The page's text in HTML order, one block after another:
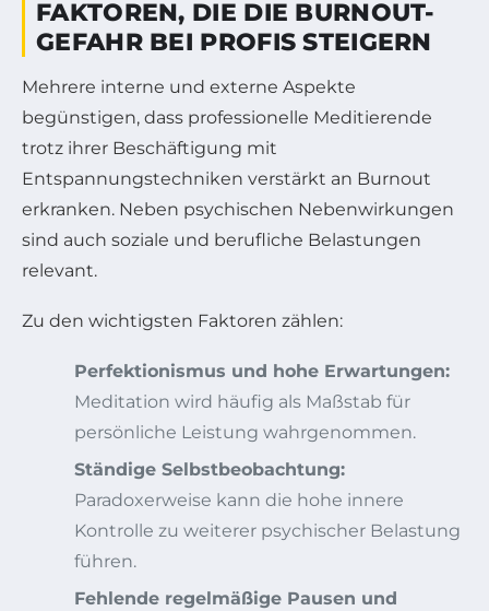
FAKTOREN, DIE DIE BURNOUT-
GEFAHR BEI PROFIS STEIGERN
Mehrere interne und externe Aspekte
begünstigen, dass professionelle Meditierende
trotz ihrer Beschäftigung mit
Entspannungstechniken verstärkt an Burnout
erkranken. Neben psychischen Nebenwirkungen
sind auch soziale und berufliche Belastungen
relevant.
Zu den wichtigsten Faktoren zählen:
Perfektionismus und hohe Erwartungen:
Meditation wird häufig als Maßstab für
persönliche Leistung wahrgenommen.
Ständige Selbstbeobachtung:
Paradoxerweise kann die hohe innere
Kontrolle zu weiterer psychischer Belastung
führen.
Fehlende regelmäßige Pausen und